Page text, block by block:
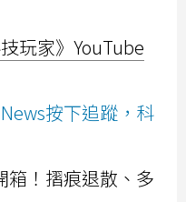
玩家》YouTube
按下追蹤，科
箱！摺痕退散、多